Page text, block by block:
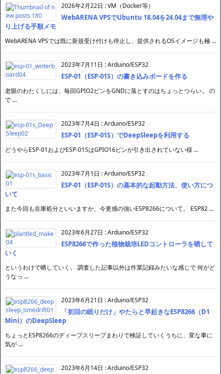
2026年2月22日 :VM（Docker等）
WebARENA VPSでUbuntu 18.04を24.04まで無理や
り上げる手順メモ
WebARENA VPSでは既に新規受け付けも停止し、提供されるOSイメージも極 ...
2023年7月11日 :Arduino/ESP32
ESP-01（ESP-01S）の書き込みボードを作る
老眼のわたくしには、毎回GPIO2ピンをGNDに落とすのはちょっとつらい。 の
で ...
2023年7月4日 :Arduino/ESP32
ESP-01（ESP-01S）でDeepSleepを利用する
どうやらESP-01およびESP-01SはGPIO16ピンが引き出されていない様 ...
2023年7月1日 :Arduino/ESP32
ESP-01（ESP-01S）の基本的な起動方法、使い方につ
いて
また今回も在庫処分といいますか、今更感の強いESP8266について。 ESP82 ...
2023年6月27日 :Arduino/ESP32
ESP8266で作った植物栽培LEDコントローラを晒して
いく
というわけで晒していく。 調査した記事以外は作業記録みたいな感じで 何がど
うなっ ...
2023年6月21日 :Arduino/ESP32
「初回の眠りだけ」やたらと早起きなESP8266（D1
Mini）のDeepSleep
ちょっとESP8266のディープスリープまわりで検証していくうちに、変な事に
気が ...
2023年6月14日 :Arduino/ESP32